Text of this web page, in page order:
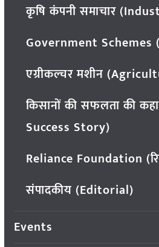
कृषि कंपनी समाचार
Government Schemes
एग्रीकल्चर मशीन
किसानों की सफलता की
Success Story)
Reliance Foundation
संपादकीय (Editorial)
Events